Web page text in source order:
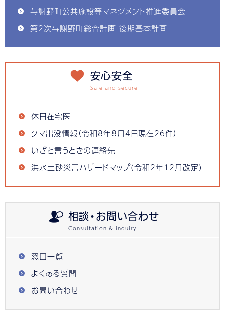
与謝野町公共施設等マネジメント推進委員会
第2次与謝野町総合計画 後期基本計画
安心安全
休日在宅医
クマ出没情報（令和8年8月4日現在26件）
いざと言うときの連絡先
洪水土砂災害ハザードマップ(令和2年12月改定)
相談・お問い合わせ
窓口一覧
よくある質問
お問い合わせ